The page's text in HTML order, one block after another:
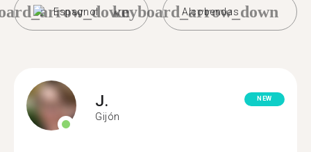
Espagnol Alcobendas
keyboard_arrow_down
J.
Gijón
NEW